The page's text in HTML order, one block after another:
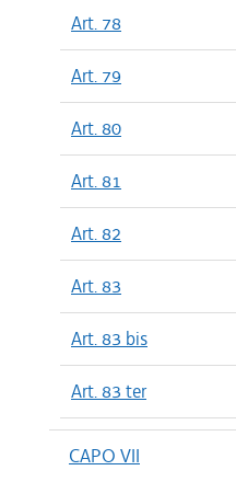
Art. 78
Art. 79
Art. 80
Art. 81
Art. 82
Art. 83
Art. 83 bis
Art. 83 ter
CAPO VII